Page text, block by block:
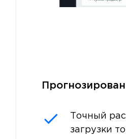
Точный
загрузки